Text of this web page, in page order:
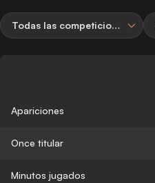
Todas las competiciones
Apariciones
Once titular
Minutos jugados